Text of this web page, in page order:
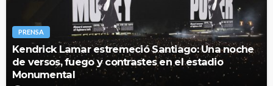
PRENSA
Kendrick Lamar estremeció Santiago: Una noche
de versos, fuego y contrastes en el estadio
Monumental